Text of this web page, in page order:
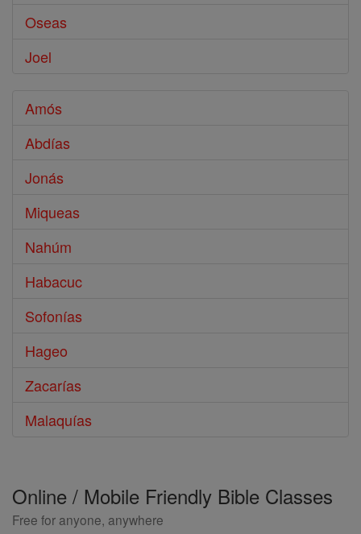
Oseas
Joel
Amós
Abdías
Jonás
Miqueas
Nahúm
Habacuc
Sofonías
Hageo
Zacarías
Malaquías
Online / Mobile Friendly Bible Classes
Free for anyone, anywhere